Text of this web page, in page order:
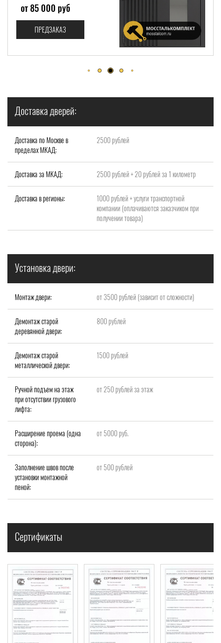
от 93 599 руб
ПРЕДЗАКАЗ
Доставка дверей:
Доставка по Москве в
пределах МКАД:
2500 рублей
Доставка за МКАД: 2500 рублей + 20 рублей за 1 километр
Доставка в регионы:
1000 рублей + услуги транспортной
компании (оплачиваются заказчиком при
получении товара)
Установка двери:
Монтаж двери: от 3500 рублей (зависит от сложности)
Демонтаж старой
деревянной двери:
800 рублей
Демонтаж старой
металлической двери:
1500 рублей
Ручной подъем на этаж
при отсутствии грузового
лифта:
от 250 рублей за этаж
Расширение проема (одна
сторона):
от 5000 руб.
Заполнение швов после
установки монтажной
пеной:
от 500 рублей
Сертификаты